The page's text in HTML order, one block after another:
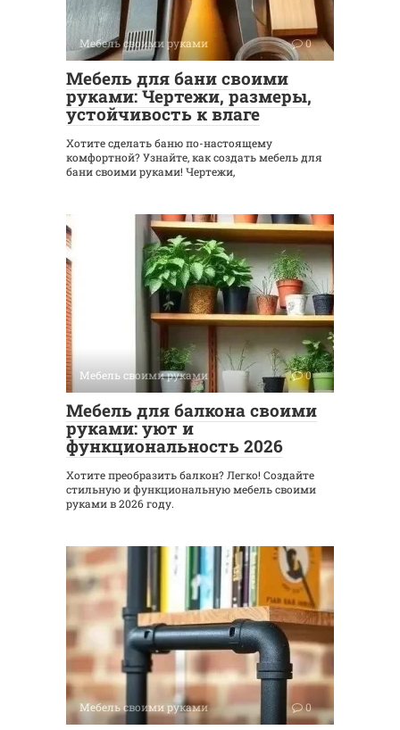
Мебель своими руками 0
Мебель для бани своими
руками: Чертежи, размеры,
устойчивость к влаге
Хотите сделать баню по-настоящему
комфортной? Узнайте, как создать мебель для
бани своими руками! Чертежи,
Мебель своими руками 0
Мебель для балкона своими
руками: уют и
функциональность 2026
Хотите преобразить балкон? Легко! Создайте
стильную и функциональную мебель своими
руками в 2026 году.
Мебель своими руками 0